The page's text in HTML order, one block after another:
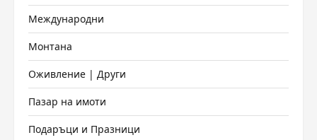
Международни
Монтана
Оживление | Други
Пазар на имоти
Подаръци и Празници